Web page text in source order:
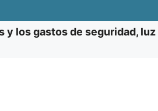
y los gastos de seguridad, luz